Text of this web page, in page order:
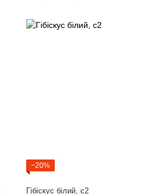
−20%
Гібіскус білий, с2